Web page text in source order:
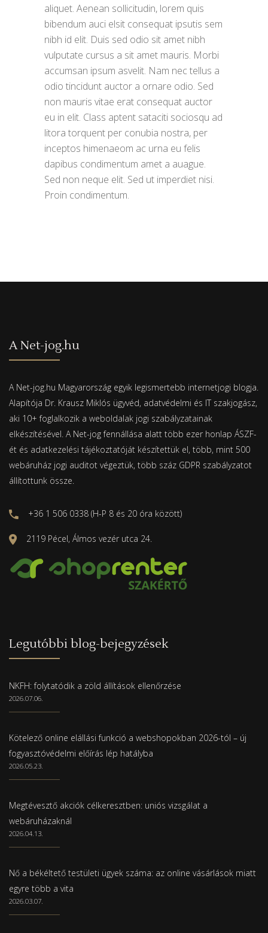
aliquet. Aenean sollicitudin, lorem quis
bibendum auci elsit consequat ipsutis sem
nibh id elit. Duis sed odio sit amet nibh
vulputate cursus a sit amet mauris. Morbi
accumsan ipsum asvelit. Nam nec tellus a
odio tincidunt auctor a ornare odio. Sed
non mauris vitae erat consequat auctor
eu in elit. Class aptent sataciti sociosqu ad
litora torquent per conubia nostra, per
inceptos himenaeom ac urna eu felis
dapibus condimentum amet a auague.
Sed non neque elit. Sed ut imperdiet nisi.
Proin condimentum.
A Net-jog.hu
A Net-jog.hu Magyarország egyik legismertebb internetjogi blogja.
Alapítója Dr. Krausz Miklós ügyvéd, adatvédelmi és IT szakjogász,
aki 10+ foglalkozik a weboldalak jogi szabályzatainak
elkészítésével. A Net-jog fennállása alatt több ezer honlap ÁSZF-
ét és adatkezelési tájékoztatóját készítettük el, több, mint 500
webáruház jogi auditot végeztük, több száz GDPR szabályzatot
állítottunk össze.
+36 1 506 0338 (H-P 8 és 20 óra között)
2119 Pécel, Álmos vezér utca 24.
Legutóbbi blog-bejegyzések
NKFH: folytatódik a zöld állítások ellenőrzése
2026.07.06.
Kötelező online elállási funkció a webshopokban 2026-tól – új
fogyasztóvédelmi előírás lép hatályba
2026.05.23.
Megtévesztő akciók célkeresztben: uniós vizsgálat a
webáruházaknál
2026.04.13.
Nő a békéltető testületi ügyek száma: az online vásárlások miatt
egyre több a vita
2026.03.07.